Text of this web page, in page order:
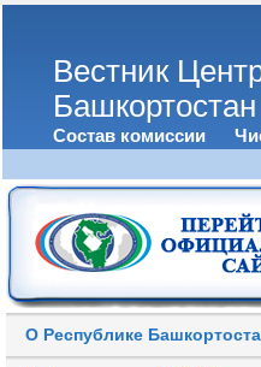
Вестник
Башкортостан
Состав комиссии
О Республике